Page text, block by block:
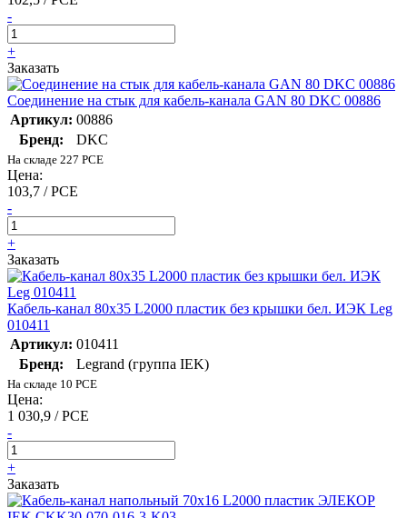
-
+
Заказать
Соединение на стык для кабель-канала GAN 80 DKC 00886
Артикул: 00886
Бренд:
DKC
На складе 227 PCE
Цена:
103,7 / PCE
-
+
Заказать
Кабель-канал 80х35 L2000 пластик без крышки бел. ИЭК Leg
010411
Артикул: 010411
Бренд:
Legrand (группа IEK)
На складе 10 PCE
Цена:
1 030,9 / PCE
-
+
Заказать